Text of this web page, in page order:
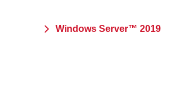
Windows Server™ 2019